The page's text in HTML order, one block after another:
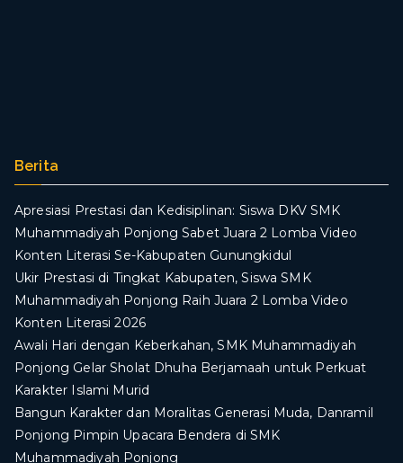
Berita
Apresiasi Prestasi dan Kedisiplinan: Siswa DKV SMK
Muhammadiyah Ponjong Sabet Juara 2 Lomba Video
Konten Literasi Se-Kabupaten Gunungkidul
Ukir Prestasi di Tingkat Kabupaten, Siswa SMK
Muhammadiyah Ponjong Raih Juara 2 Lomba Video
Konten Literasi 2026
Awali Hari dengan Keberkahan, SMK Muhammadiyah
Ponjong Gelar Sholat Dhuha Berjamaah untuk Perkuat
Karakter Islami Murid
Bangun Karakter dan Moralitas Generasi Muda, Danramil
Ponjong Pimpin Upacara Bendera di SMK
Muhammadiyah Ponjong